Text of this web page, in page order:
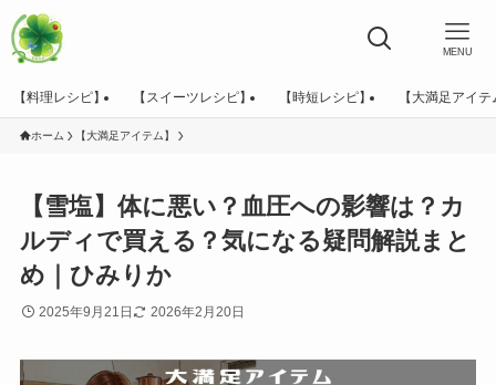
MENU
【料理レシピ】 【スイーツレシピ】 【時短レシピ】 【大満足アイテ
ホーム 【大満足アイテム】
【雪塩】体に悪い？血圧への影響は？カ
ルディで買える？気になる疑問解説まと
め｜ひみりか
2025年9月21日 2026年2月20日